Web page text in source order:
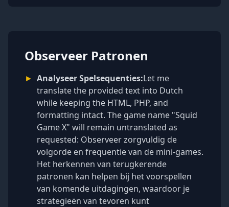
Observeer Patronen
► Analyseer Spelsequenties:Let me
translate the provided text into Dutch
while keeping the HTML, PHP, and
formatting intact. The game name "Squid
Game X" will remain untranslated as
requested: Observeer zorgvuldig de
volgorde en frequentie van de mini-games.
Het herkennen van terugkerende
patronen kan helpen bij het voorspellen
van komende uitdagingen, waardoor je
strategieën van tevoren kunt